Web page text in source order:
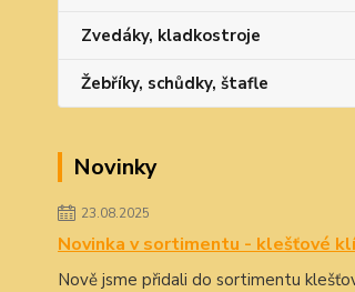
Zvedáky, kladkostroje
Žebříky, schůdky, štafle
Novinky
23.08.2025
Novinka v sortimentu - klešťové
Nově jsme přidali do sortimentu